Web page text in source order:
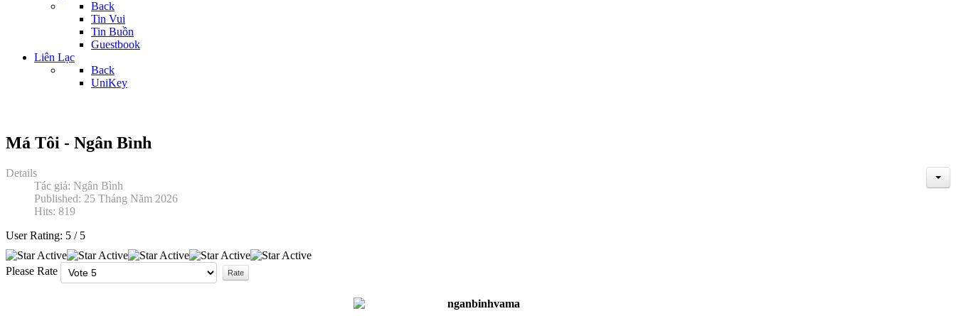
Back
Tin Vui
Tin Buồn
Guestbook
Liên Lạc
Back
UniKey
Má Tôi - Ngân Bình
Details
Tác giả: Ngân Bình
Published: 25 Tháng Năm 2026
Hits: 819
User Rating: 5 / 5
Please Rate